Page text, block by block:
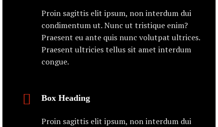
Proin sagittis elit ipsum, non interdum dui
condimentum ut. Nunc ut tristique enim?
Praesent eu ante quis nunc volutpat ultrices.
Praesent ultricies tellus sit amet interdum
congue.
Box Heading
Proin sagittis elit ipsum, non interdum dui